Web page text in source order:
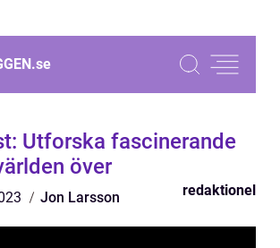
se
Utforska fascinerande
över
Jon Larsson redaktionel